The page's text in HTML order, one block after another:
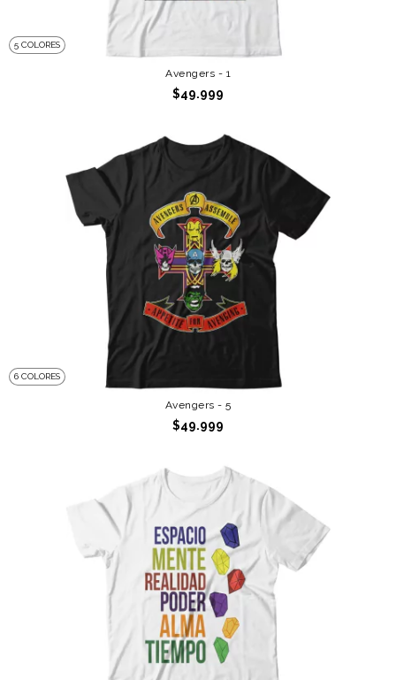
5 COLORES
Avengers - 1
$49.999
6 COLORES
Avengers - 5
$49.999